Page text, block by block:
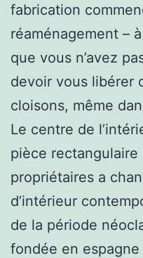
fabrication
réaménagement –
que vous n’avez
devoir vous libérer
cloisons, même
Le centre de
pièce
propriétaires a
d’intérieur
de la période
fondée en espagne